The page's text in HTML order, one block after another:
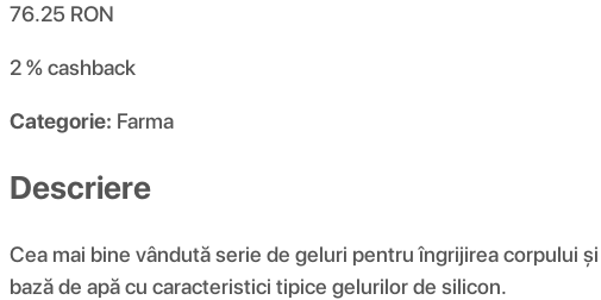
76.25 RON
2 %cashback
Categorie: Farma
Descriere
Cea mai bine vândută serie de geluri pentru îngrijirea corpului
bază de apă cu caracteristici tipice gelurilor de silicon.